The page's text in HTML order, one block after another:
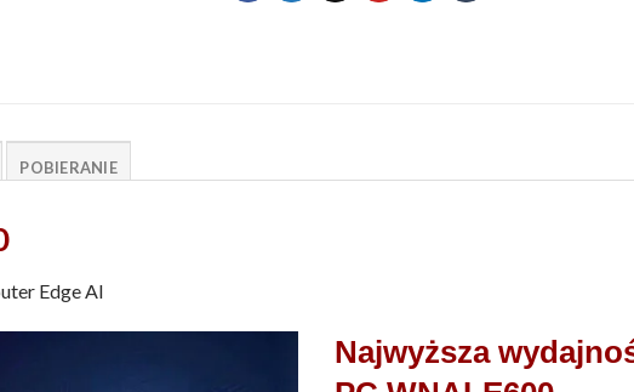
POBIERANIE
Edge AI
Najwyższa